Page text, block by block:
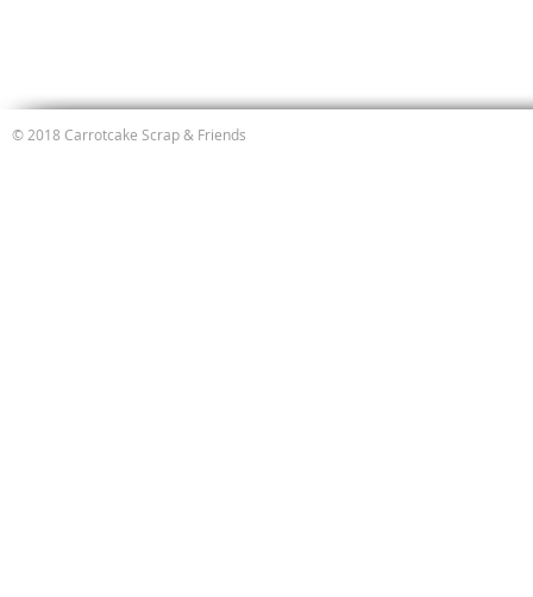
© 2018 Carrotcake Scrap & Friends